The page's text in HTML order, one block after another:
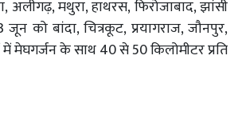
मथुरा, हाथरस, फिरोजाबाद, झांसी
को बांदा, चित्रकूट, प्रयागराज, जौनपुर,
मेघगर्जन के साथ 40 से 50 किलोमीटर प्रति